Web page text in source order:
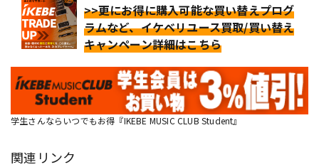
>>更にお得に購入可能な買い替えプログ
ラムなど、イケベリユース買取/買い替え
キャンペーン詳細はこちら
学生さんならいつでもお得『IKEBE MUSIC CLUB Student』
関連リンク